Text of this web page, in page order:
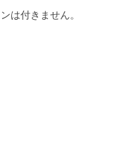
は付きません。